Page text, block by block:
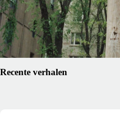
ByPedro Barros
Artikel lezen
Recente verhalen